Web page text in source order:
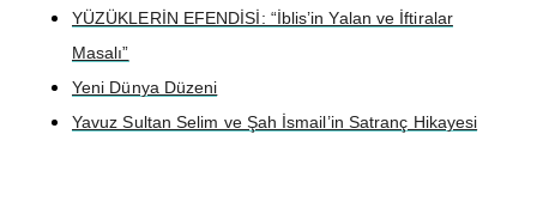
YÜZÜKLERİN EFENDİSİ: “İblis’in Yalan ve İftiralar
Masalı”
Yeni Dünya Düzeni
Yavuz Sultan Selim ve Şah İsmail’in Satranç Hikayesi